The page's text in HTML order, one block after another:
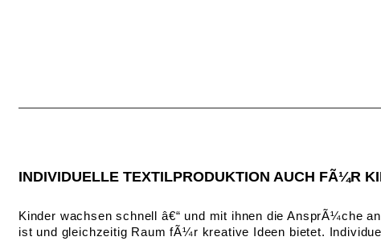
INDIVIDUELLE TEXTILPRODUKTION AUCH FÃ¼R
Kinder wachsen schnell â€“ und mit ihnen die AnsprÃ¼che
ist und gleichzeitig Raum fÃ¼r kreative Ideen bietet.